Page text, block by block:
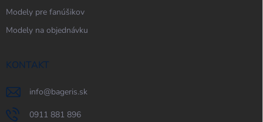
Modely pre fanúšikov
Modely na objednávku
KONTAKT
info@bageris.sk
0911 881 896